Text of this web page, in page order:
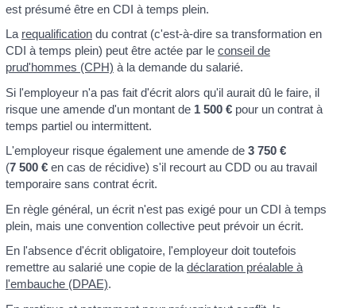
est présumé être en CDI à temps plein.
La requalificationdu contrat (c'est-à-dire sa transformation en
CDI à temps plein) peut être actée par le conseil de
prud'hommes (CPH) à la demande du salarié.
Si l'employeur n'a pas fait d'écrit alors qu'il aurait dû le faire, il
risque une amende d'un montant de 1 500 €pour un contrat à
temps partiel ou intermittent.
L'employeur risque également une amende de 3 750 €
(7 500 €en cas de récidive) s'il recourt au CDD ou au travail
temporaire sans contrat écrit.
En règle général, un écrit n'est pas exigé pour un CDI à temps
plein, mais une convention collective peut prévoir un écrit.
En l'absence d'écrit obligatoire, l'employeur doit toutefois
remettre au salarié une copie de la déclaration préalable à
l'embauche (DPAE).